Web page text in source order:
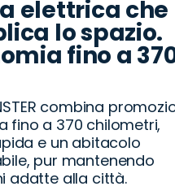
elettrica che
lo spazio.
fino a
combina
fino a 370 chilometri,
e un abitacolo
pur mantenendo
adatte alla città.